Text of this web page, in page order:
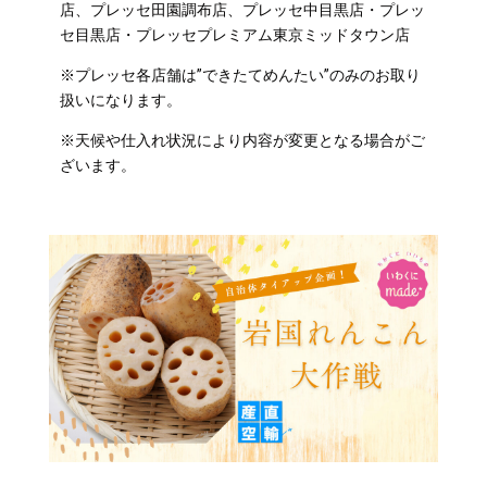
店、プレッセ田園調布店、プレッセ中目黒店・プレッ
セ目黒店・プレッセプレミアム東京ミッドタウン店
※プレッセ各店舗は”できたてめんたい”のみのお取り
扱いになります。
※天候や仕入れ状況により内容が変更となる場合がご
ざいます。